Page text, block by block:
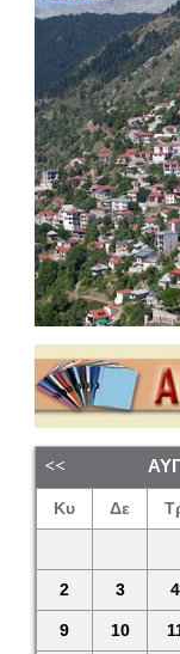
Κυ Δε
2 3 4
9 10